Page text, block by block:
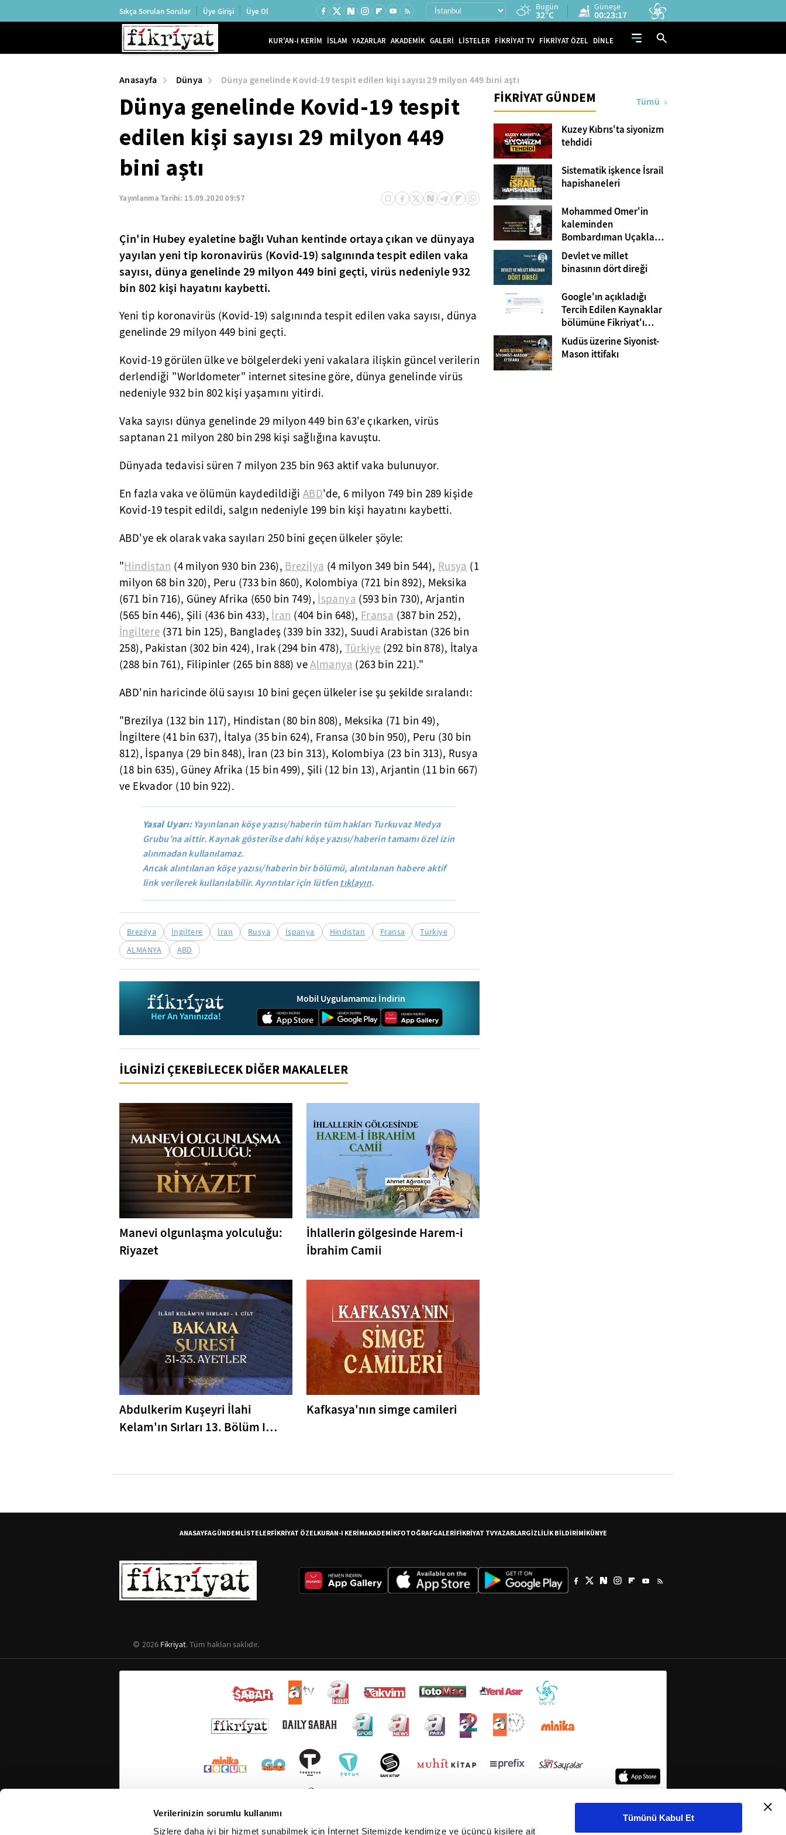
Verilerinizin sorumlu kullanımı
Sizlere daha iyi bir hizmet sunabilmek için İnternet Sitemizde kendimize ve üçüncü kişilere ait
Tümünü Kabul Et
Sıkça Sorulan Sorular Üye Girişi Üye Ol Bugün
32°C
Güneşe
00:23:16
KUR'AN-I KERİM İSLAM YAZARLAR AKADEMİK GALERİ LİSTELER FİKRİYAT TV FİKRİYAT ÖZEL DİNLE
Anasayfa Dünya Dünya genelinde Kovid-19 tespit edilen kişi sayısı 29 milyon 449 bini aştı
Dünya genelinde Kovid-19 tespit
edilen kişi sayısı 29 milyon 449
bini aştı
Yayınlanma Tarihi: 15.09.2020 09:57
Çin'in Hubey eyaletine bağlı Vuhan kentinde ortaya çıkan ve dünyaya
yayılan yeni tip koronavirüs (Kovid-19) salgınında tespit edilen vaka
sayısı, dünya genelinde 29 milyon 449 bini geçti, virüs nedeniyle 932
bin 802 kişi hayatını kaybetti.
Yeni tip koronavirüs (Kovid-19) salgınında tespit edilen vaka sayısı, dünya
genelinde 29 milyon 449 bini geçti.
Kovid-19 görülen ülke ve bölgelerdeki yeni vakalara ilişkin güncel verilerin
derlendiği "Worldometer" internet sitesine göre, dünya genelinde virüs
nedeniyle 932 bin 802 kişi yaşamını yitirdi.
Vaka sayısı dünya genelinde 29 milyon 449 bin 63'e çıkarken, virüs
saptanan 21 milyon 280 bin 298 kişi sağlığına kavuştu.
Dünyada tedavisi süren 7 milyon 235 bin 963 aktif vaka bulunuyor.
En fazla vaka ve ölümün kaydedildiğiABD'de, 6 milyon 749 bin 289 kişide
Kovid-19 tespit edildi, salgın nedeniyle 199 bin kişi hayatını kaybetti.
ABD'ye ek olarak vaka sayıları 250 bini geçen ülkeler şöyle:
"Hindistan (4 milyon 930 bin 236), Brezilya (4 milyon 349 bin 544), Rusya (1
milyon 68 bin 320), Peru (733 bin 860), Kolombiya (721 bin 892), Meksika
(671 bin 716), Güney Afrika (650 bin 749), İspanya (593 bin 730), Arjantin
(565 bin 446), Şili (436 bin 433), İran (404 bin 648), Fransa (387 bin 252),
İngiltere (371 bin 125), Bangladeş (339 bin 332), Suudi Arabistan (326 bin
258), Pakistan (302 bin 424), Irak (294 bin 478),Türkiye (292 bin 878), İtalya
(288 bin 761), Filipinler (265 bin 888) veAlmanya (263 bin 221)."
ABD'nin haricinde ölü sayısı 10 bini geçen ülkeler ise şu şekilde sıralandı:
"Brezilya (132 bin 117), Hindistan (80 bin 808), Meksika (71 bin 49),
İngiltere (41 bin 637), İtalya (35 bin 624), Fransa (30 bin 950), Peru (30 bin
812), İspanya (29 bin 848), İran (23 bin 313), Kolombiya (23 bin 313), Rusya
(18 bin 635), Güney Afrika (15 bin 499), Şili (12 bin 13), Arjantin (11 bin 667)
ve Ekvador (10 bin 922).
Yasal Uyarı:Yayınlanan köşe yazısı/haberin tüm hakları Turkuvaz Medya
Grubu'na aittir. Kaynak gösterilse dahi köşe yazısı/haberin tamamı özel izin
alınmadan kullanılamaz.
Ancak alıntılanan köşe yazısı/haberin bir bölümü, alıntılanan habere aktif
link verilerek kullanılabilir. Ayrıntılar için lütfentıklayın.
Brezilya İngiltere İran Rusya İspanya Hindistan Fransa
Türkiye
ALMANYA
ABD
Mobil Uygulamamızı İndirin
İLGİNİZİ ÇEKEBİLECEK DİĞER MAKALELER
Manevi olgunlaşma yolculuğu:
Riyazet
İhlallerin gölgesinde Harem-i
İbrahim Camii
Abdulkerim Kuşeyri İlahi
Kelam'ın Sırları 13. Bölüm I
Kafkasya'nın simge camileri
FİKRİYAT GÜNDEM Tümü
Kuzey Kıbrıs'ta siyonizm
tehdidi
Sistematik işkence İsrail
hapishaneleri
Mohammed Omer'in
kaleminden
Bombardıman Uçakları
ve Tanklar Arasında
Gazze
Devlet ve millet
binasının dört direği
Google'ın açıkladığı
Tercih Edilen Kaynaklar
bölümüne Fikriyat'ı
eklemeyi unutmayın!
Kudüs üzerine Siyonist-
Mason ittifakı
ANASAYFAGÜNDEMLİSTELERFİKRİYAT ÖZELKURAN-I KERİMAKADEMİKFOTOĞRAFGALERİFİKRİYAT TVYAZARLARGİZLİLİK BİLDİRİMİKÜNYE
2026 Fikriyat. Tüm hakları saklıdır.